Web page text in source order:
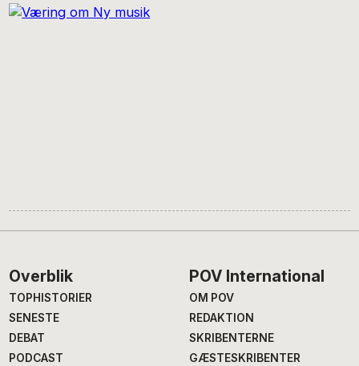
Footer
Overblik
TOPHISTORIER
SENESTE
DEBAT
PODCAST
POV International
OM POV
REDAKTION
SKRIBENTERNE
GÆSTESKRIBENTER